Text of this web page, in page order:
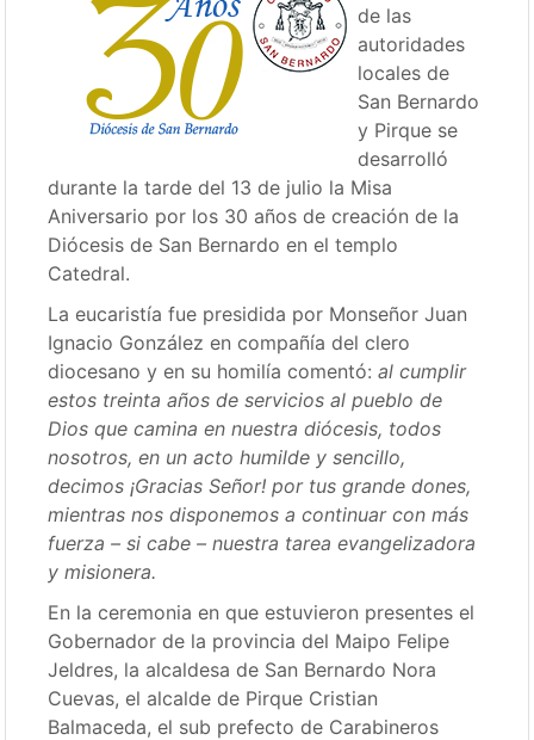
de las
autoridades
locales de
San Bernardo
y Pirque se
desarrolló
durante la tarde del 13 de julio la Misa
Aniversario por los 30 años de creación de la
Diócesis de San Bernardo en el templo
Catedral.
La eucaristía fue presidida por Monseñor Juan
Ignacio González en compañía del clero
diocesano y en su homilía comentó:al cumplir
estos treinta años de servicios al pueblo de
Dios que camina en nuestra diócesis, todos
nosotros, en un acto humilde y sencillo,
decimos ¡Gracias Señor! por tus grande dones,
mientras nos disponemos a continuar con más
fuerza – si cabe – nuestra tarea evangelizadora
y misionera.
En la ceremonia en que estuvieron presentes el
Gobernador de la provincia del Maipo Felipe
Jeldres, la alcaldesa de San Bernardo Nora
Cuevas, el alcalde de Pirque Cristian
Balmaceda, el sub prefecto de Carabineros